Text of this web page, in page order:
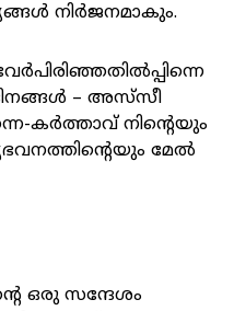
നിര്‍ജനമാകും.
ദിനങ്ങള്‍ – അസ്‌സീ
കര്‍ത്താവ്‌ നിന്റെയും
മേല്‍
ഒരു സന്ദേശം